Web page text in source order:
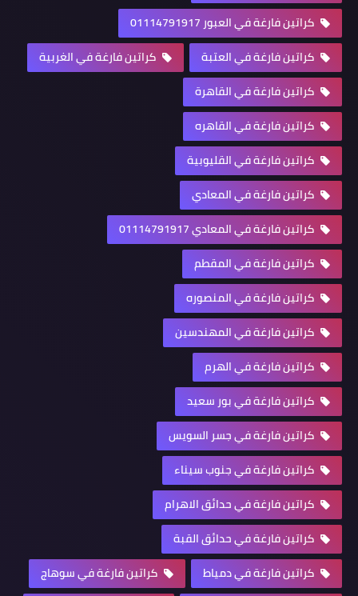
كراتين فارغة في العبور 01114791917
كراتين فارغة في العتبة
كراتين فارغة في الغربية
كراتين فارغة في القاهرة
كراتين فارغة في القاهره
كراتين فارغة في القليوبية
كراتين فارغة في المعادي
كراتين فارغة في المعادي 01114791917
كراتين فارغة في المقطم
كراتين فارغة في المنصوره
كراتين فارغة في المهندسين
كراتين فارغة في الهرم
كراتين فارغة في بور سعيد
كراتين فارغة في جسر السويس
كراتين فارغة في جنوب سيناء
كراتين فارغة في حدائق الاهرام
كراتين فارغة في حدائق القبة
كراتين فارغة في دمياط
كراتين فارغة في سوهاج